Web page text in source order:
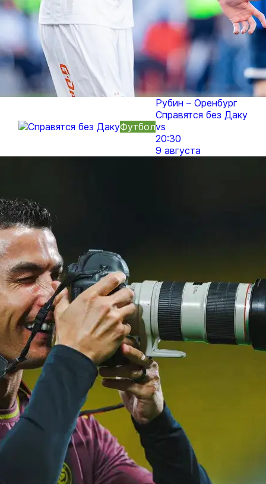
Футбол
Рубин – Оренбург
Справятся без Даку
vs
20:30
9 августа